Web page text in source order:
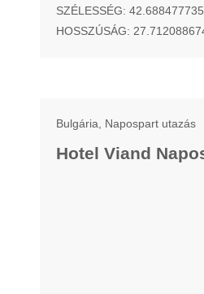
SZÉLESSÉG:
HOSSZÚSÁG:
Bulgária, Napospart utazás
Hotel Viand